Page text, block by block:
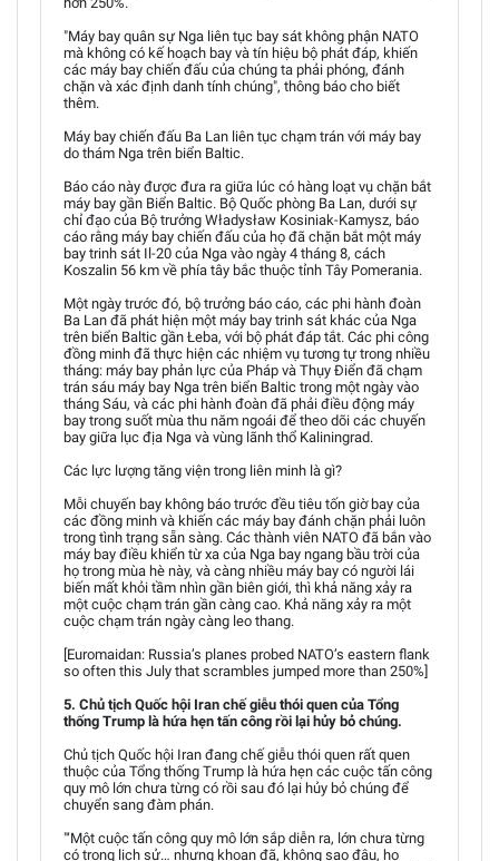
"Máy bay quân sự Nga liên tục bay sát không phận NATO
mà không có kế hoạch bay và tín hiệu bộ phát đáp, khiến
các máy bay chiến đấu của chúng ta phải phóng, đánh
chặn và xác định danh tính chúng", thông báo cho biết
thêm.
Máy bay chiến đấu Ba Lan liên tục chạm trán với máy bay
do thám Nga trên biển Baltic.
Báo cáo này được đưa ra giữa lúc có hàng loạt vụ chặn bắt
máy bay gần Biển Baltic. Bộ Quốc phòng Ba Lan, dưới sự
chỉ đạo của Bộ trưởng Władysław Kosiniak-Kamysz, báo
cáo rằng máy bay chiến đấu của họ đã chặn bắt một máy
bay trinh sát Il-20 của Nga vào ngày 4 tháng 8, cách
Koszalin 56 km về phía tây bắc thuộc tỉnh Tây Pomerania.
Một ngày trước đó, bộ trưởng báo cáo, các phi hành đoàn
Ba Lan đã phát hiện một máy bay trinh sát khác của Nga
trên biển Baltic gần Łeba, với bộ phát đáp tắt. Các phi công
đồng minh đã thực hiện các nhiệm vụ tương tự trong nhiều
tháng: máy bay phản lực của Pháp và Thụy Điển đã chạm
trán sáu máy bay Nga trên biển Baltic trong một ngày vào
tháng Sáu, và các phi hành đoàn đã phải điều động máy
bay trong suốt mùa thu năm ngoái để theo dõi các chuyến
bay giữa lục địa Nga và vùng lãnh thổ Kaliningrad.
Các lực lượng tăng viện trong liên minh là gì?
Mỗi chuyến bay không báo trước đều tiêu tốn giờ bay của
các đồng minh và khiến các máy bay đánh chặn phải luôn
trong tình trạng sẵn sàng. Các thành viên NATO đã bắn vào
máy bay điều khiển từ xa của Nga bay ngang bầu trời của
họ trong mùa hè này, và càng nhiều máy bay có người lái
biến mất khỏi tầm nhìn gần biên giới, thì khả năng xảy ra
một cuộc chạm trán gần càng cao. Khả năng xảy ra một
cuộc chạm trán ngày càng leo thang.
[Euromaidan: Russia’s planes probed NATO’s eastern flank
so often this July that scrambles jumped more than 250%]
5. Chủ tịch Quốc hội Iran chế giễu thói quen của Tổng
thống Trump là hứa hẹn tấn công rồi lại hủy bỏ chúng.
Chủ tịch Quốc hội Iran đang chế giễu thói quen rất quen
thuộc của Tổng thống Trump là hứa hẹn các cuộc tấn công
quy mô lớn chưa từng có rồi sau đó lại hủy bỏ chúng để
chuyển sang đàm phán.
"‘Một cuộc tấn công quy mô lớn sắp diễn ra, lớn chưa từng
có trong lịch sử… nhưng khoan đã, không sao đâu, họ